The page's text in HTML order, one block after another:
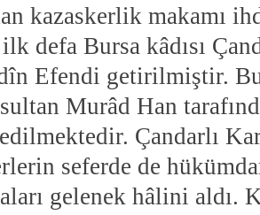
kazaskerlik makamı
defa Bursa kâdısı
Efendi getirilmiştir.
sultan Murâd Han
Çandarlı
seferde de
gelenek hâlini aldı.